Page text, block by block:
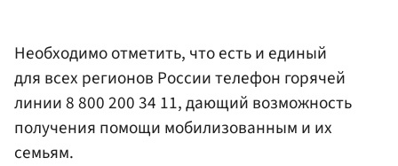
Необходимо отметить, что есть и единый
для всех регионов России телефон горячей
линии 8 800 200 34 11, дающий возможность
получения помощи мобилизованным и их
семьям.